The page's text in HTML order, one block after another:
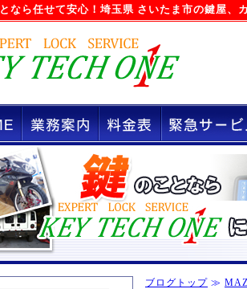
なら任せて安心！ 埼玉県 さいたま市の鍵屋、
ブログトップ ≫